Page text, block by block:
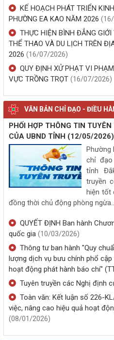
(01/08/2026, 00:00)
LÃNH ĐẠO ĐẢNG ỦY PHƯỜNG
(28/07/2027, 00:00)
PHƯỜNG EA KAO TỔ CHỨC NGÀY
NINH TỔ QUỐC NĂM 2026
PHƯỜNG EA KAO RA MẮT MÔ HÌNH
BUÔN TƠNG JŬ
(07/08/2026, 00:00)
PHƯỜNG EA KAO PHÁT ĐỘNG
VIỆT NAM 2026: “VÌ MỘT KHÔNG
MỖI NGƯỜI”
(06/08/2026, 00:00)
PHÒNG NGỪA, TẤN CÔNG, TRUY
TÚY TRÊN ĐỊA BÀN
(06/08/2026, 00:00)
KHỞI ĐỘNG HÀNH TRÌNH KHÁM
EA KAO - PHÁT HIỆN SỚM, QUẢN
PHƯỜNG EA KAO: KHÁM SỨC
NGƯỜI DÂN BUÔN ALÊ A
(04/08/2026, 00:00)
KẾ HOẠCH PHÁT TRIỂN
PHƯỜNG EA KAO NĂM 2026
THỰC HIỆN BÌNH ĐẲNG
THỂ THAO VÀ DU LỊCH TRÊN
2026 (16/07/2026)
QUY ĐỊNH XỬ PHẠT VI
VỰC TRỒNG TRỌT (16/07/2026)
VĂN BẢN CHỈ ĐẠO - ĐIỀU
PHỐI HỢP THÔNG TIN
CỦA UBND TỈNH (12/05/2026)
Phường
chỉ đạo
tỉnh
truyền
hiện tốt
đồng thời chủ động phòng
QUYẾT ĐỊNH Ban hành
quốc gia (10/03/2026)
Thông tư ban hành "Quy
lượng dịch vụ bưu chính phổ
hoạt động phát hành báo chí"
Tuyên truyền các Nghị định
Toàn văn: Kết luận số 226-
việc, nâng cao hiệu quả hoạt
(08/01/2026)